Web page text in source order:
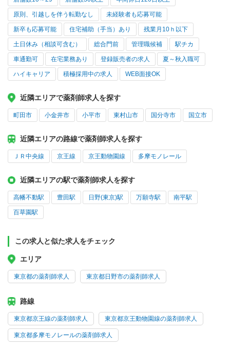
原則、引越しを伴う転勤なし 未経験者も応募可能
新卒も応募可能 住宅補助（手当）あり 残業月10ｈ以下
土日休み（相談可含む） 総合門前 管理職候補 駅チカ
車通勤可 在宅業務あり 登録販売者の求人 夏～秋入職可
ハイキャリア 積極採用中の求人 WEB面接OK
近隣エリアで薬剤師求人を探す
町田市 小金井市 小平市 東村山市 国分寺市 国立市
近隣エリアの路線で薬剤師求人を探す
ＪＲ中央線 京王線 京王動物園線 多摩モノレール
近隣エリアの駅で薬剤師求人を探す
高幡不動駅 豊田駅 日野(東京)駅 万願寺駅 南平駅
百草園駅
この求人と似た求人をチェック
エリア
東京都の薬剤師求人 東京都日野市の薬剤師求人
路線
東京都京王線の薬剤師求人 東京都京王動物園線の薬剤師求人
東京都多摩モノレールの薬剤師求人